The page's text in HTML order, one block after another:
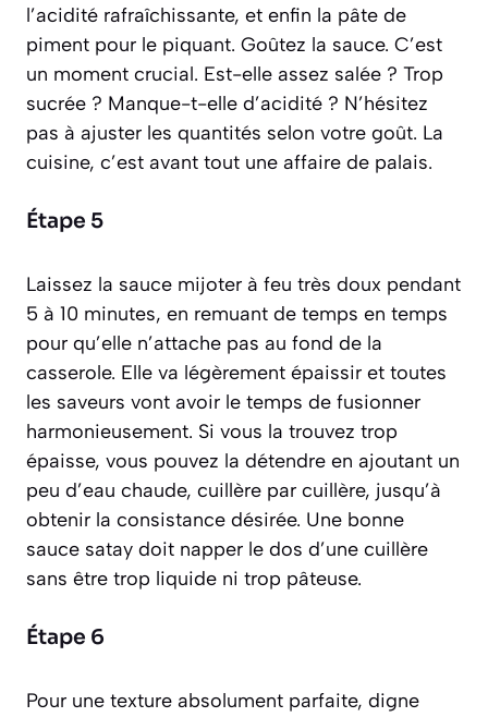
l’acidité rafraîchissante, et enfin la pâte de
piment pour le piquant. Goûtez la sauce. C’est
un moment crucial. Est-elle assez salée ? Trop
sucrée ? Manque-t-elle d’acidité ? N’hésitez
pas à ajuster les quantités selon votre goût. La
cuisine, c’est avant tout une affaire de palais.
Étape 5
Laissez la sauce mijoter à feu très doux pendant
5 à 10 minutes, en remuant de temps en temps
pour qu’elle n’attache pas au fond de la
casserole. Elle va légèrement épaissir et toutes
les saveurs vont avoir le temps de fusionner
harmonieusement. Si vous la trouvez trop
épaisse, vous pouvez la détendre en ajoutant un
peu d’eau chaude, cuillère par cuillère, jusqu’à
obtenir la consistance désirée. Une bonne
sauce satay doit napper le dos d’une cuillère
sans être trop liquide ni trop pâteuse.
Étape 6
Pour une texture absolument parfaite, digne